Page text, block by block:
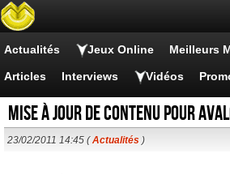
Actualités Jeux Online Meilleurs
Articles Interviews Vidéos
Mise à jour de contenu pour
23/02/2011 14:45 (Actualités )